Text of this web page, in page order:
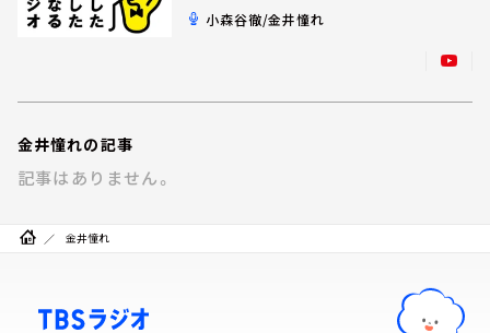
小森谷徹/金井憧れ
金井憧れの記事
記事はありません。
金井憧れ